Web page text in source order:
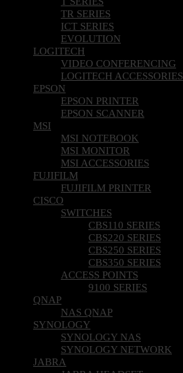
TR SERIES
ICT SERIES
EVOLUTION
LOGITECH
VIDEO CONFERENCING
LOGITECH ACCESSORIES
EPSON
EPSON PRINTER
EPSON SCANNER
MSI
MSI NOTEBOOK
MSI MONITOR
MSI ACCESSORIES
FUJIFILM
FUJIFILM PRINTER
CISCO
SWITCHES
CBS110 SERIES
CBS220 SERIES
CBS250 SERIES
CBS350 SERIES
ACCESS POINTS
9100 SERIES
QNAP
NAS QNAP
SYNOLOGY
SYNOLOGY NAS
SYNOLOGY NETWORK
JABRA